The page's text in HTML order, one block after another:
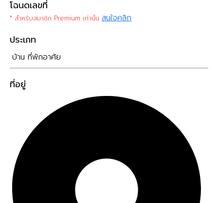
โฉนดเลขที่
* สำหรับสมาชิก Premium เท่านั้น สนใจคลิก
ประเภท
บ้าน ที่พักอาศัย
ที่อยู่